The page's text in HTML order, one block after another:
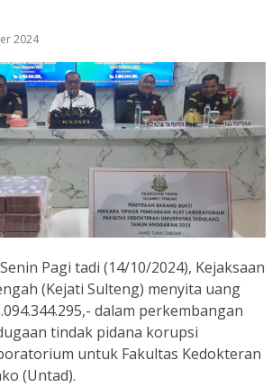
2024
Pagi tadi (14/10/2024), Kejaksaan
(Kejati Sulteng) menyita uang
dalam perkembangan
tindak pidana korupsi
untuk Fakultas Kedokteran
(Untad).